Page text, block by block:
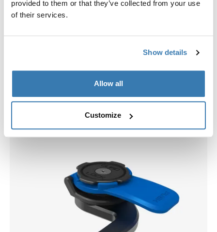
provided to them or that they’ve collected from your use
of their services.
Show details
Allow all
Customize